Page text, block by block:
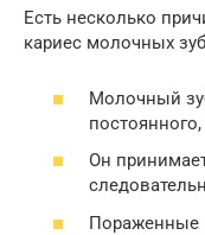
Есть несколько
кариес молочных
Молочный
Он
Пораженные